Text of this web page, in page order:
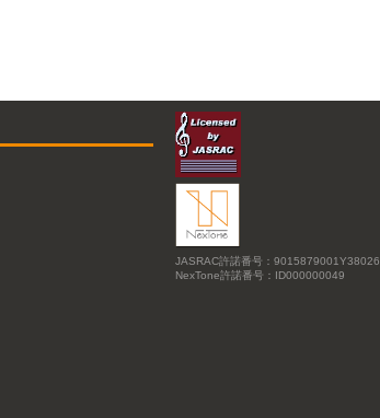
JASRAC許諾番号：9015879001Y38026
NexTone許諾番号：ID000000049